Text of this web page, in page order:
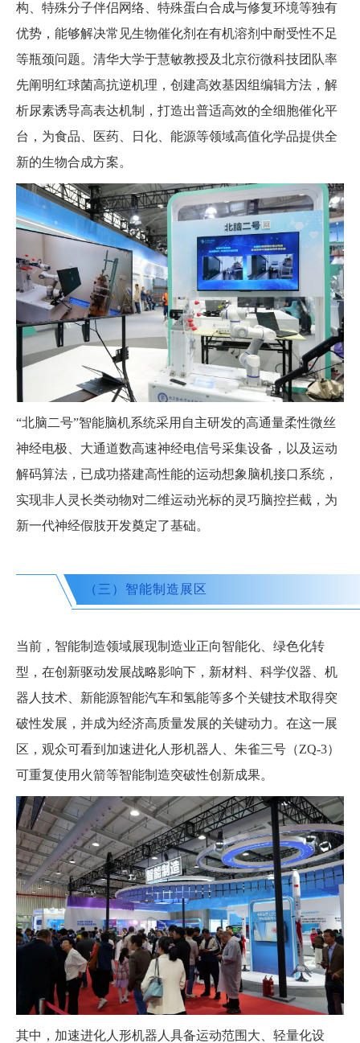
构、特殊分子伴侣网络、特殊蛋白合成与修复环境等独有
优势，能够解决常见生物催化剂在有机溶剂中耐受性不足
等瓶颈问题。清华大学于慧敏教授及北京衍微科技团队率
先阐明红球菌高抗逆机理，创建高效基因组编辑方法，解
析尿素诱导高表达机制，打造出普适高效的全细胞催化平
台，为食品、医药、日化、能源等领域高值化学品提供全
新的生物合成方案。
“北脑二号”智能脑机系统采用自主研发的高通量柔性微丝
神经电极、大通道数高速神经电信号采集设备，以及运动
解码算法，已成功搭建高性能的运动想象脑机接口系统，
实现非人灵长类动物对二维运动光标的灵巧脑控拦截，为
新一代神经假肢开发奠定了基础。
（三）智能制造展区
当前，智能制造领域展现制造业正向智能化、绿色化转
型，在创新驱动发展战略影响下，新材料、科学仪器、机
器人技术、新能源智能汽车和氢能等多个关键技术取得突
破性发展，并成为经济高质量发展的关键动力。在这一展
区，观众可看到加速进化人形机器人、朱雀三号（ZQ-3）
可重复使用火箭等智能制造突破性创新成果。
其中，加速进化人形机器人具备运动范围大、轻量化设